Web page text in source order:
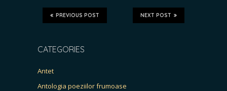
NEXT POST
PREVIOUS POST
CATEGORIES
Antet
Antologia poeziilor frumoase